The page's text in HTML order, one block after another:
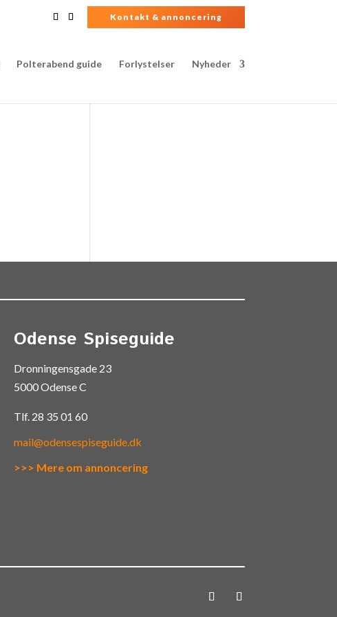
Kontakt & annoncering
Polterabend guide Forlystelser Nyheder
Odense Spiseguide
Dronningensgade 23
5000 Odense C
Tlf. 28 35 01 60
mail@odensespiseguide.dk
>>> Mere om annoncering